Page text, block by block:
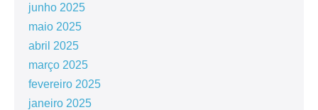
junho 2025
maio 2025
abril 2025
março 2025
fevereiro 2025
janeiro 2025